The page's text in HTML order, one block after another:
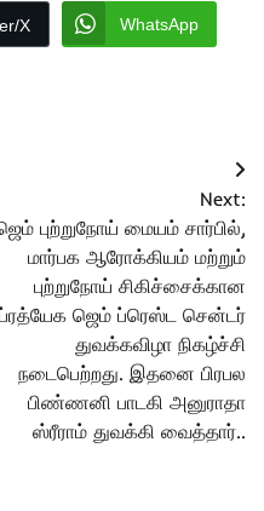
X WhatsApp
Next:
புற்றுநோய் மையம் சார்பில்,
மார்பக ஆரோக்கியம் மற்றும்
புற்றுநோய் சிகிச்சைக்கான
ப்ரத்யேக ஜெம் ப்ரெஸ்ட சென்டர்
துவக்கவிழா நிகழ்ச்சி
நடைபெற்றது. இதனை பிரபல
பிண்ணனி பாடகி அனுராதா
ஸ்ரீராம் துவக்கி வைத்தார்..